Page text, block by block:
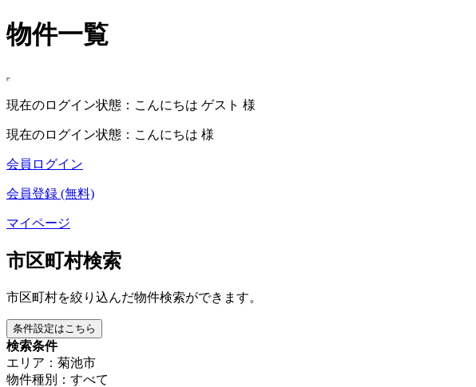
物件一覧
現在のログイン状態：こんにちは ゲスト 様
現在のログイン状態：こんにちは 様
会員ログイン
会員登録 (無料)
マイページ
市区町村検索
市区町村を絞り込んだ物件検索ができます。
条件設定はこちら
検索条件
エリア：菊池市
物件種別：すべて